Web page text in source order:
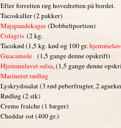
Efter forretten røg hovedretten på bordet.
Tacoskaller (2 pakker)
Majspandekager(Dobbeltportion)
Colagris (2 kg.
Tacokød (1,5 kg. kød og 100 gr.
Guacamole (1,5 gange denne opskrift)
Hjemmelavet salsa, (1,5 gange denne
Marineret rødløg
Lyskrydssalat (3 rød peberfrugter, 2
Rødløg (2 stk)
Creme fraiche (1 bæger)
Cheddar ost (400 gr.)